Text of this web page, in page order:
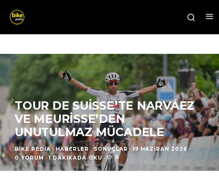
TOUR DE SUISSE’TE NARVÁEZ
VE MEURISSE’DEN
UNUTULMAZ MÜCADELE
BIKE PEDIA · HABERLER SONUÇLAR · 19 HAZIRAN 2026 ·
0 YORUM · 1 DAKIKADA OKU · 0